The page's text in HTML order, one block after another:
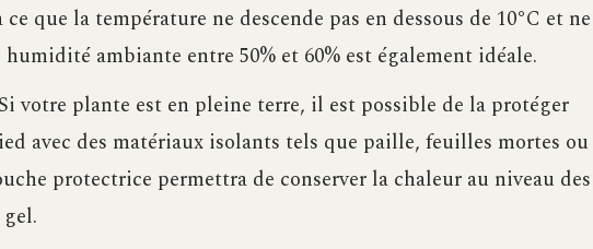
que la température ne descende pas en dessous de 10°C et ne
humidité ambiante entre 50% et 60% est également idéale.
votre plante est en pleine terre, il est possible de la protéger
avec des matériaux isolants tels que paille, feuilles mortes ou
protectrice permettra de conserver la chaleur au niveau des